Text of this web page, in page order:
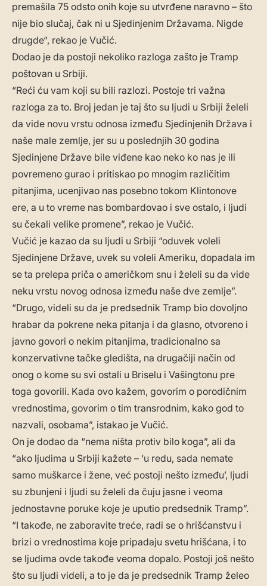
premašila 75 odsto onih koje su utvrđene naravno – što
nije bio slučaj, čak ni u Sjedinjenim Državama. Nigde
drugde“, rekao je Vučić.
Dodao je da postoji nekoliko razloga zašto je Tramp
poštovan u Srbiji.
“Reći ću vam koji su bili razlozi. Postoje tri važna
razloga za to. Broj jedan je taj što su ljudi u Srbiji želeli
da vide novu vrstu odnosa između Sjedinjenih Država i
naše male zemlje, jer su u poslednjih 30 godina
Sjedinjene Države bile viđene kao neko ko nas je ili
povremeno gurao i pritiskao po mnogim različitim
pitanjima, ucenjivao nas posebno tokom Klintonove
ere, a u to vreme nas bombardovao i sve ostalo, i ljudi
su čekali velike promene”, rekao je Vučić.
Vučić je kazao da su ljudi u Srbiji “oduvek voleli
Sjedinjene Države, uvek su voleli Ameriku, dopadala im
se ta prelepa priča o američkom snu i želeli su da vide
neku vrstu novog odnosa između naše dve zemlje”.
“Drugo, videli su da je predsednik Tramp bio dovoljno
hrabar da pokrene neka pitanja i da glasno, otvoreno i
javno govori o nekim pitanjima, tradicionalno sa
konzervativne tačke gledišta, na drugačiji način od
onog o kome su svi ostali u Briselu i Vašingtonu pre
toga govorili. Kada ovo kažem, govorim o porodičnim
vrednostima, govorim o tim transrodnim, kako god to
nazvali, osobama”, istakao je Vučić.
On je dodao da “nema ništa protiv bilo koga”, ali da
“ako ljudima u Srbiji kažete – ‘u redu, sada nemate
samo muškarce i žene, već postoji nešto između’, ljudi
su zbunjeni i ljudi su želeli da čuju jasne i veoma
jednostavne poruke koje je uputio predsednik Tramp”.
“I takođe, ne zaboravite treće, radi se o hrišćanstvu i
brizi o vrednostima koje pripadaju svetu hrišćana, i to
se ljudima ovde takođe veoma dopalo. Postoji još nešto
što su ljudi videli, a to je da je predsednik Tramp želeo